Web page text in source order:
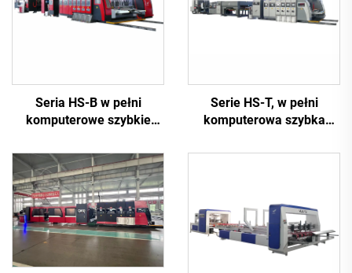
Seria HS-B w pełni
komputerowe szybkie
maszyną do
automatycznego
pakowania
Serie HS-T, w pełni
komputerowa szybka
sklejania i
pudełek)